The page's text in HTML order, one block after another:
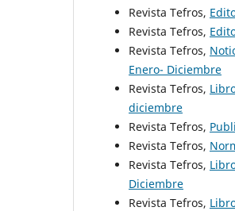
Revista Tefros,
Revista Tefros,
Revista Tefros,
Enero- Diciembre
Revista Tefros,
diciembre
Revista Tefros,
Revista Tefros,
Revista Tefros,
Diciembre
Revista Tefros,